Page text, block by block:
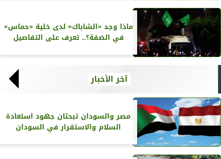
ماذا وجد «الشاباك» لدى خلية «حماس»
في الضفة؟.. تعرف على التفاصيل
آخر الأخبار
مصر والسودان تبحثان جهود استعادة
السلام والاستقرار في السودان